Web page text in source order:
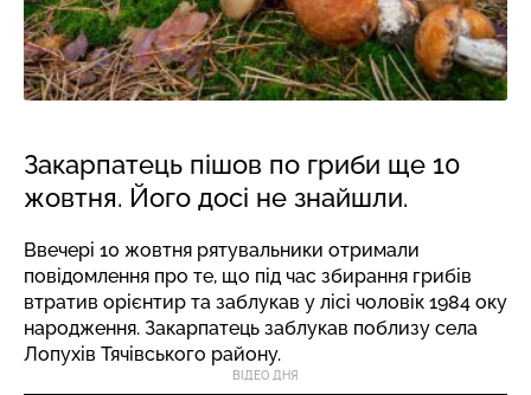
Закарпатець пішов по гриби ще 10
жовтня. Його досі не знайшли.
Ввечері 10 жовтня рятувальники отримали
повідомлення про те, що під час збирання грибів
втратив орієнтир та заблукав у лісі чоловік 1984 оку
народження. Закарпатець заблукав поблизу села
Лопухів Тячівського району.
ВІДЕО ДНЯ